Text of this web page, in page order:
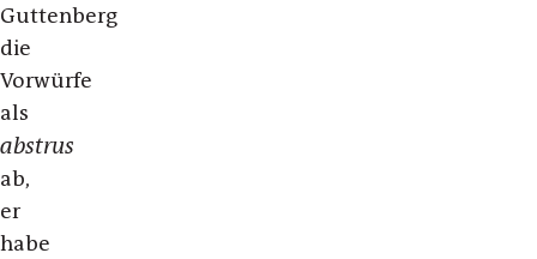
Guttenberg
die
Vorwürfe
als
abstrus
ab,
er
habe